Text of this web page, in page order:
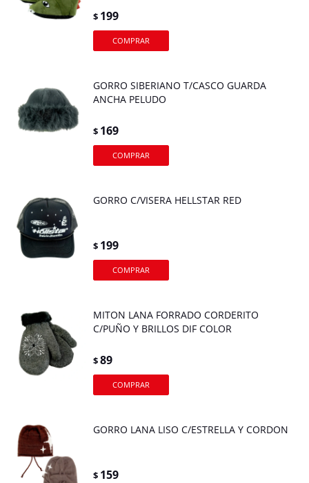
$ 199
GORRO SIBERIANO T/CASCO GUARDA
ANCHA PELUDO
$ 169
GORRO C/VISERA HELLSTAR RED
$ 199
MITON LANA FORRADO CORDERITO
C/PUÑO Y BRILLOS DIF COLOR
$89
GORRO LANA LISO C/ESTRELLA Y CORDON
$ 159